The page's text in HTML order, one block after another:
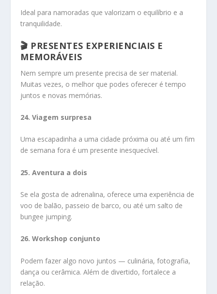
Ideal para namoradas que valorizam o equilíbrio e a
tranquilidade.
🎬 PRESENTES EXPERIENCIAIS E
MEMORÁVEIS
Nem sempre um presente precisa de ser material.
Muitas vezes, o melhor que podes oferecer é tempo
juntos e novas memórias.
24. Viagem surpresa
Uma escapadinha a uma cidade próxima ou até um fim
de semana fora é um presente inesquecível.
25. Aventura a dois
Se ela gosta de adrenalina, oferece uma experiência de
voo de balão, passeio de barco, ou até um salto de
bungee jumping.
26. Workshop conjunto
Podem fazer algo novo juntos — culinária, fotografia,
dança ou cerâmica. Além de divertido, fortalece a
relação.